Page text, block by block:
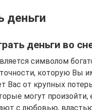
деньги
деньги во
символом
которую Вы
Вас от крупных
могут
с любовью,